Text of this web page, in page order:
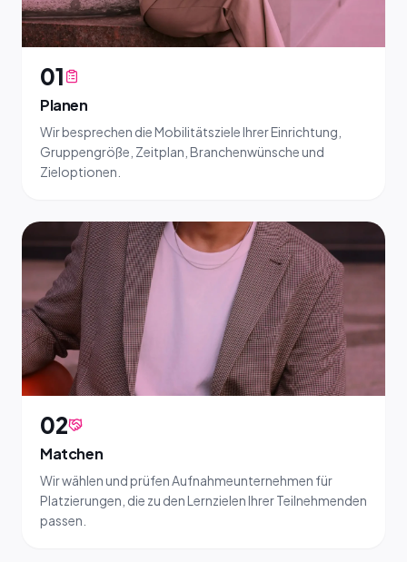
01
Planen
Wir besprechen die Mobilitätsziele Ihrer Einrichtung,
Gruppengröße, Zeitplan, Branchenwünsche und
Zieloptionen.
02
Matchen
Wir wählen und prüfen Aufnahmeunternehmen für
Platzierungen, die zu den Lernzielen Ihrer Teilnehmenden
passen.